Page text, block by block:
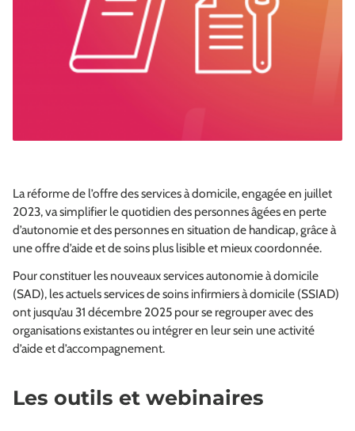
La réforme de l’offre des services à domicile, engagée en juillet
2023, va simplifier le quotidien des personnes âgées en perte
d’autonomie et des personnes en situation de handicap, grâce à
une offre d’aide et de soins plus lisible et mieux coordonnée.
Pour constituer les nouveaux services autonomie à domicile
(SAD), les actuels services de soins infirmiers à domicile (SSIAD)
ont jusqu’au 31 décembre 2025 pour se regrouper avec des
organisations existantes ou intégrer en leur sein une activité
d’aide et d’accompagnement.
Les outils et webinaires